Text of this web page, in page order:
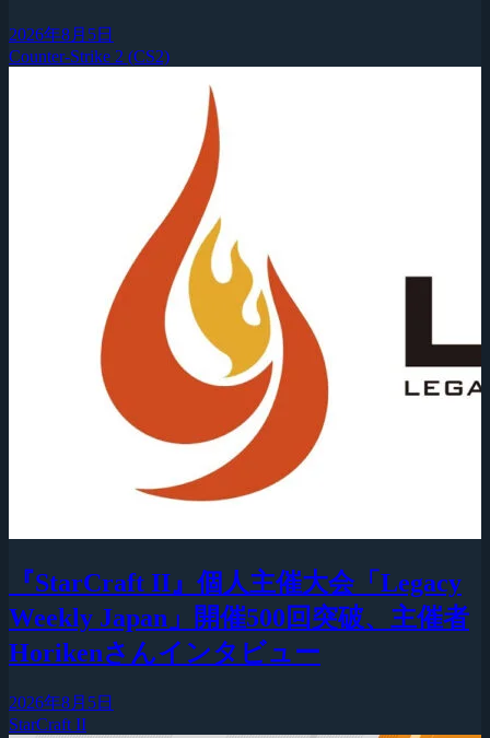
2026年8月5日
Counter-Strike 2 (CS2)
『StarCraft II』個人主催大会「Legacy
Weekly Japan」開催500回突破、主催者
Horikenさんインタビュー
2026年8月5日
StarCraft II